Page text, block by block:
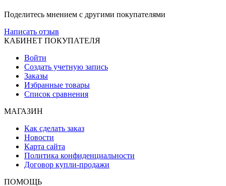
Поделитесь мнением с другими покупателями
Написать отзыв
КАБИНЕТ ПОКУПАТЕЛЯ
Войти
Создать учетную запись
Заказы
Избранные товары
Список сравнения
МАГАЗИН
Как сделать заказ
Новости
Карта сайта
Политика конфиденциальности
Договор купли-продажи
ПОМОЩЬ